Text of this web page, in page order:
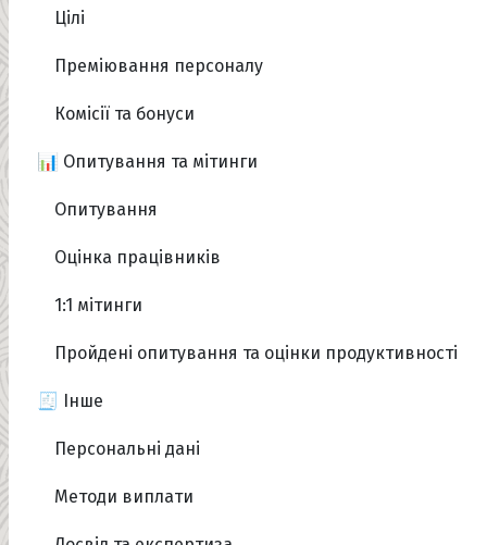
Цілі
Преміювання персоналу
Комісії та бонуси
📊 Опитування та мітинги
Опитування
Оцінка працівників
1:1 мітинги
Пройдені опитування та оцінки продуктивності
🧾 Інше
Персональні дані
Методи виплати